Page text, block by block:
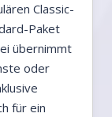
Classic-
Paket
übernimmt
oder
für ein